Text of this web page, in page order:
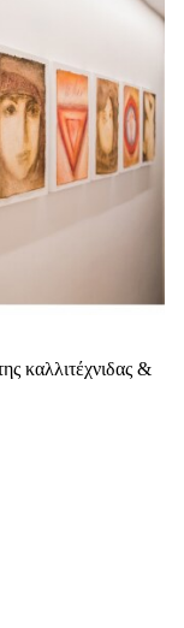
καλλιτέχνιδας &